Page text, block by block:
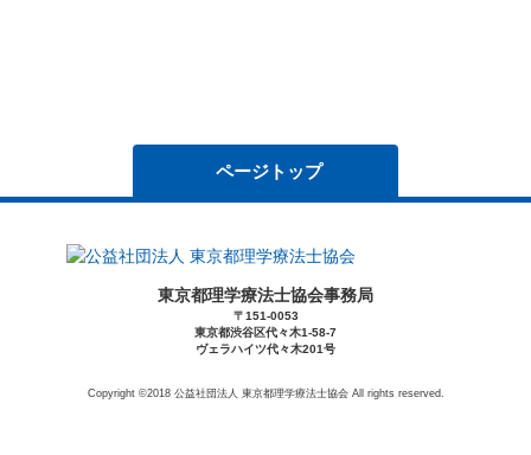
ページトップ
東京都理学療法士協会事務局
〒151-0053
東京都渋谷区代々木1-58-7
ヴェラハイツ代々木201号
Copyright ©2018 公益社団法人 東京都理学療法士協会 All rights reserved.